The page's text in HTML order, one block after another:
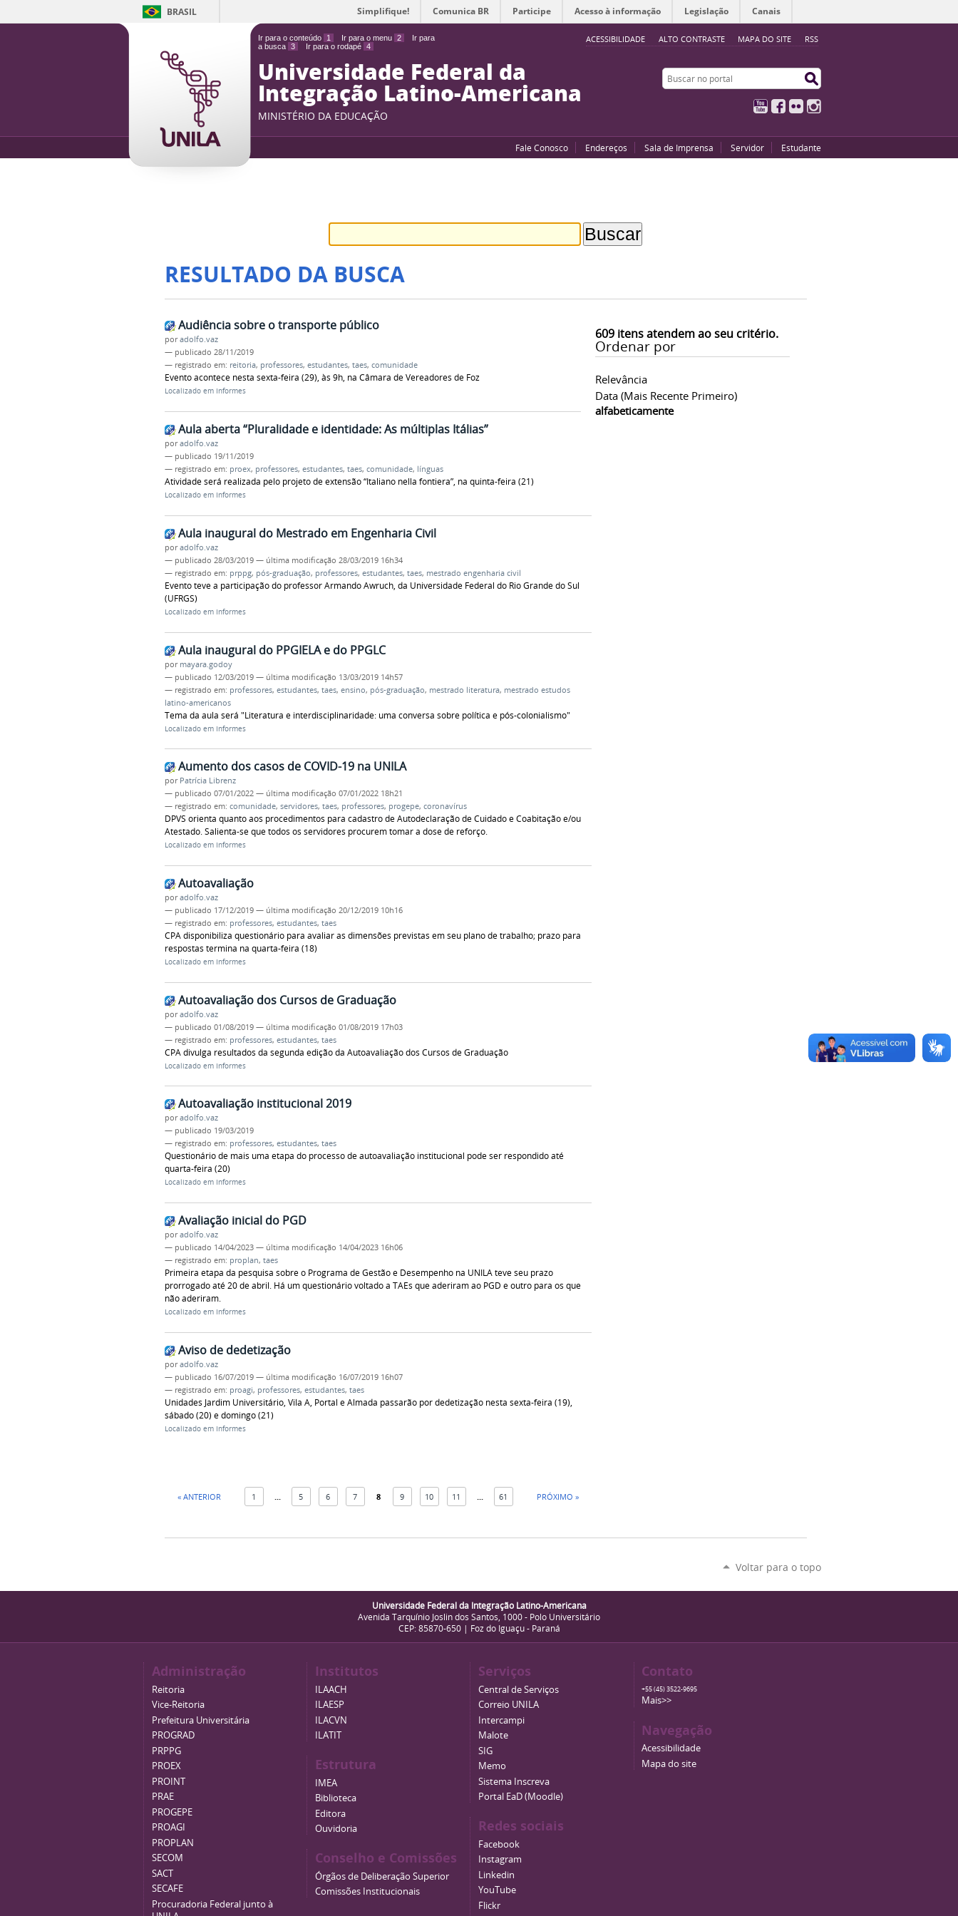
Ir para o conteúdo 1 Ir para o menu 2
Ir para
a busca 3 Ir para o rodapé 4
ACESSIBILIDADE ALTO CONTRASTE MAPA DO SITE RSS
BRASIL Simplifique! Comunica BR Participe Acesso à informação Legislação Canais
Universidade Federal da
Integração Latino-Americana
MINISTÉRIO DA EDUCAÇÃO
Buscar no portal
YouTubeFacebook
Flickr
Fale Conosco Endereços Sala de Imprensa Servidor Estudante
RESULTADO DA BUSCA
609itens atendem ao seu critério.
Ordenar por
Relevância
Data (mais Recente Primeiro)
alfabeticamente
Audiência sobre o transporte público
poradolfo.vaz
— publicado 28/11/2019
— registrado em: reitoria, professores, estudantes, taes, comunidade
Evento acontece nesta sexta-feira (29), às 9h, na Câmara de Vereadores de Foz
Localizado em Informes
Aula aberta “Pluralidade e identidade: As múltiplas Itálias”
poradolfo.vaz
— publicado 19/11/2019
— registrado em: proex, professores, estudantes, taes, comunidade, línguas
Atividade será realizada pelo projeto de extensão “Italiano nella fontiera”, na quinta-feira (21)
Localizado em Informes
Aula inaugural do Mestrado em Engenharia Civil
poradolfo.vaz
— publicado 28/03/2019 — última modificação 28/03/2019 16h34
— registrado em: prppg, pós-graduação, professores, estudantes, taes, mestrado engenharia civil
Evento teve a participação do professor Armando Awruch, da Universidade Federal do Rio Grande do Sul
(UFRGS)
Localizado em Informes
Aula inaugural do PPGIELA e do PPGLC
por mayara.godoy
— publicado 12/03/2019 — última modificação 13/03/2019 14h57
— registrado em: professores, estudantes, taes, ensino, pós-graduação, mestrado literatura, mestrado estudos
latino-americanos
Tema da aula será "Literatura e interdisciplinaridade: uma conversa sobre política e pós-colonialismo"
Localizado em Informes
Aumento dos casos de COVID-19 na UNILA
por Patrícia Librenz
— publicado 07/01/2022 — última modificação 07/01/2022 18h21
— registrado em: comunidade, servidores, taes, professores, progepe, coronavírus
DPVS orienta quanto aos procedimentos para cadastro de Autodeclaração de Cuidado e Coabitação e/ou
Atestado. Salienta-se que todos os servidores procurem tomar a dose de reforço.
Localizado em Informes
Autoavaliação
poradolfo.vaz
— publicado 17/12/2019 — última modificação 20/12/2019 10h16
— registrado em: professores, estudantes, taes
CPA disponibiliza questionário para avaliar as dimensões previstas em seu plano de trabalho; prazo para
respostas termina na quarta-feira (18)
Localizado em Informes
Autoavaliação dos Cursos de Graduação
poradolfo.vaz
— publicado 01/08/2019 — última modificação 01/08/2019 17h03
— registrado em: professores, estudantes, taes
CPA divulga resultados da segunda edição da Autoavaliação dos Cursos de Graduação
Localizado em Informes
Autoavaliação institucional 2019
poradolfo.vaz
— publicado 19/03/2019
— registrado em: professores, estudantes, taes
Questionário de mais uma etapa do processo de autoavaliação institucional pode ser respondido até
quarta-feira (20)
Localizado em Informes
Avaliação inicial do PGD
poradolfo.vaz
— publicado 14/04/2023 — última modificação 14/04/2023 16h06
— registrado em: proplan, taes
Primeira etapa da pesquisa sobre o Programa de Gestão e Desempenho na UNILA teve seu prazo
prorrogado até 20 de abril. Há um questionário voltado a TAEs que aderiram ao PGD e outro para os que
não aderiram.
Localizado em Informes
Aviso de dedetização
poradolfo.vaz
— publicado 16/07/2019 — última modificação 16/07/2019 16h07
— registrado em: proagi, professores, estudantes, taes
Unidades Jardim Universitário, Vila A, Portal e Almada passarão por dedetização nesta sexta-feira (19),
sábado (20) e domingo (21)
Localizado em Informes
« ANTERIOR 1 5 6 7 8 9 10 11 61 PRÓXIMO »
Voltar para o topo
Universidade Federal da Integração Latino-Americana
Avenida Tarquínio Joslin dos Santos, 1000 - Polo Universitário
CEP: 85870-650 | Foz do Iguaçu - Paraná
Administração
Reitoria
Vice-Reitoria
Prefeitura Universitária
PROGRAD
PRPPG
PROEX
PROINT
PRAE
PROGEPE
PROAGI
PROPLAN
SECOM
SACT
SECAFE
Procuradoria Federal junto à
Institutos
ILAACH
ILAESP
ILACVN
ILATIT
Estrutura
IMEA
Biblioteca
Editora
Ouvidoria
Conselho e Comissões
Órgãos de Deliberação Superior
Comissões Institucionais
Serviços
Central de Serviços
Correio UNILA
Intercampi
Malote
SIG
Memo
Sistema Inscreva
Portal EaD (Moodle)
Redes sociais
Facebook
Instagram
Linkedin
YouTube
Flickr
Contato
+55 (45) 3522-9695
Mais>>
Navegação
Acessibilidade
Mapa do site